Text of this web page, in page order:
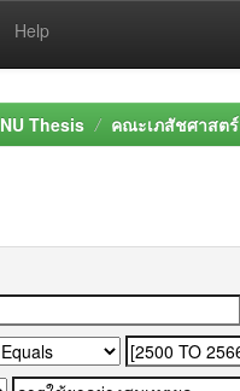
Help
NU Thesis คณะเภสัชศาสตร์